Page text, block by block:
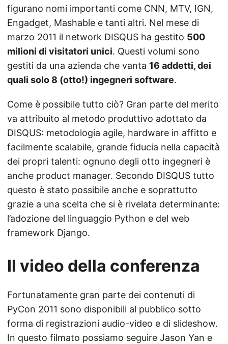
figurano nomi importanti come CNN, MTV, IGN,
Engadget, Mashable e tanti altri. Nel mese di
marzo 2011 il network DISQUS ha gestito 500
milioni di visitatori unici. Questi volumi sono
gestiti da una azienda che vanta 16 addetti, dei
quali solo 8 (otto!) ingegneri software.
Come è possibile tutto ciò? Gran parte del merito
va attribuito al metodo produttivo adottato da
DISQUS: metodologia agile, hardware in affitto e
facilmente scalabile, grande fiducia nella capacità
dei propri talenti: ognuno degli otto ingegneri è
anche product manager. Secondo DISQUS tutto
questo è stato possibile anche e soprattutto
grazie a una scelta che si è rivelata determinante:
l’adozione del linguaggio Python e del web
framework Django.
Il video della conferenza
Fortunatamente gran parte dei contenuti di
PyCon 2011 sono disponibili al pubblico sotto
forma di registrazioni audio-video e di slideshow.
In questo filmato possiamo seguire Jason Yan e